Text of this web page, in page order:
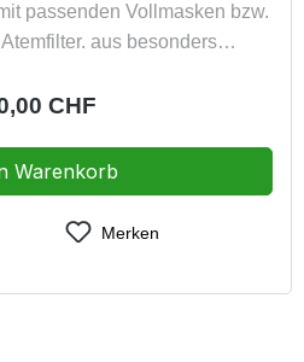
passenden Vollmasken bzw.
aus besonders
robust und langlebig
gleichzeitigem Mehrwert an
Tragekomfort ohne
Blickfelds bekämpft
Preis:
CHF
Warenkorb
Merken